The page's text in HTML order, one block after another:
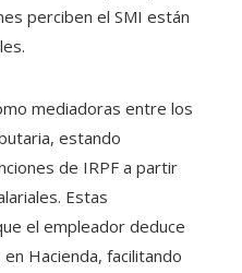
perciben el SMI están
mediadoras entre los
estando
de IRPF a partir
Estas
el empleador deduce
Hacienda, facilitando